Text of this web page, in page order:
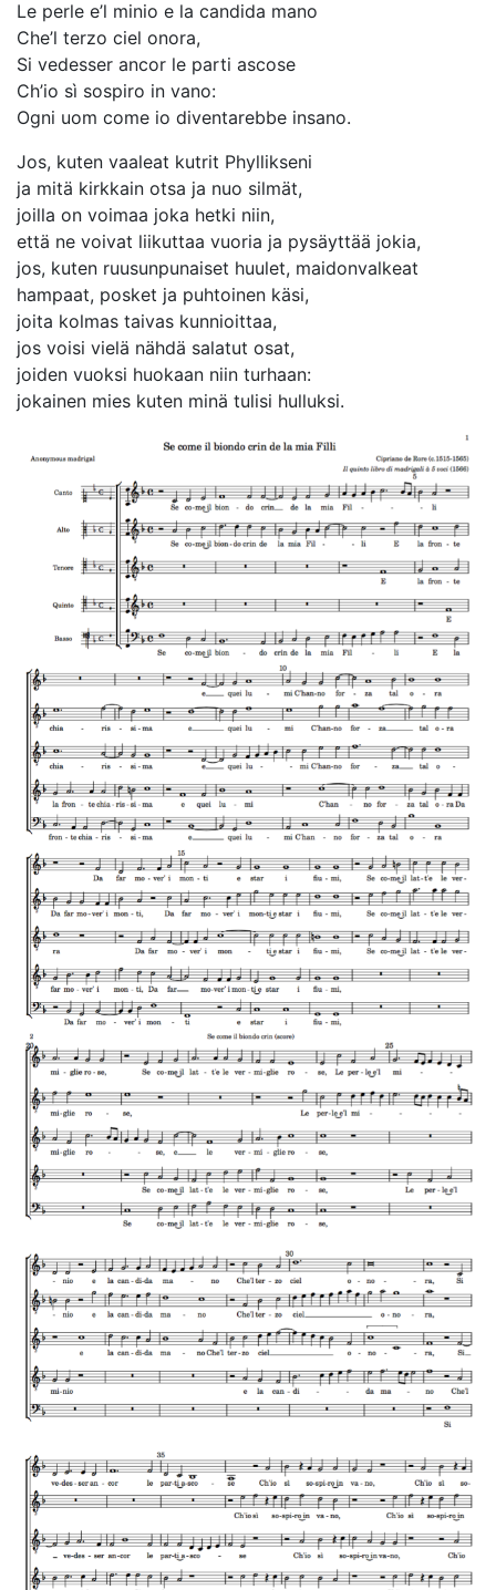
Le perle e’l minio e la candida mano
Che’l terzo ciel onora,
Si vedesser ancor le parti ascose
Ch’io sì sospiro in vano:
Ogni uom come io diventarebbe insano.
Jos, kuten vaaleat kutrit Phyllikseni
ja mitä kirkkain otsa ja nuo silmät,
joilla on voimaa joka hetki niin,
että ne voivat liikuttaa vuoria ja pysäyttää jokia,
jos, kuten ruusunpunaiset huulet, maidonvalkeat
hampaat, posket ja puhtoinen käsi,
joita kolmas taivas kunnioittaa,
jos voisi vielä nähdä salatut osat,
joiden vuoksi huokaan niin turhaan:
jokainen mies kuten minä tulisi hulluksi.